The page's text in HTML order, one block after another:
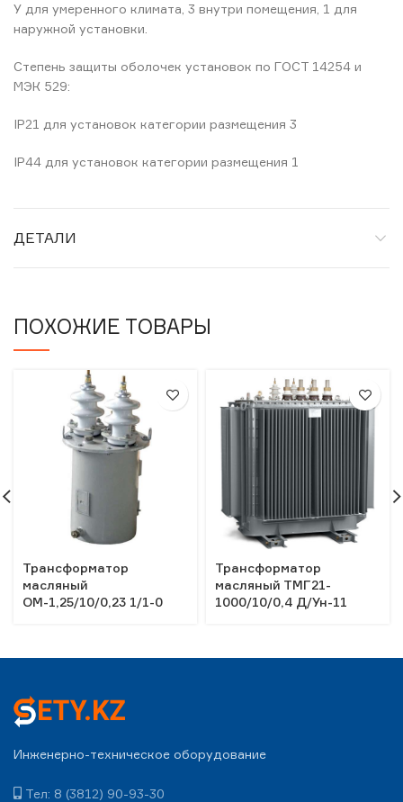
У для умеренного климата, 3 внутри помещения, 1 для
наружной установки.
Степень защиты оболочек установок по ГОСТ 14254 и
МЭК 529:
IP21 для установок категории размещения 3
IP44 для установок категории размещения 1
ДЕТАЛИ
ПОХОЖИЕ ТОВАРЫ
Трансформатор
масляный
ОМ-1,25/10/0,23 1/1-0
Трансформатор
масляный ТМГ21-
1000/10/0,4 Д/Ун-11
Инженерно-техническое оборудование
Тел: 8 (3812) 90-93-30